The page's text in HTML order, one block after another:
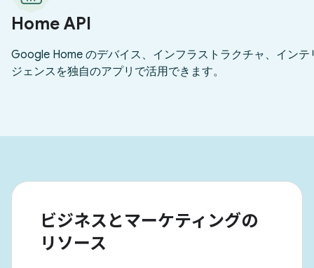
ビジネスとマーケティングの
リソース